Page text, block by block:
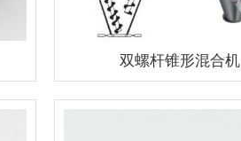
双螺杆锥形混合机